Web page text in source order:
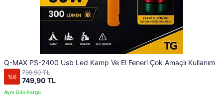
Q-MAX PS-2400 Usb Led Kamp Ve El Feneri Çok Amaçlı Kullanım
%6 749,90 TL
799,90 TL